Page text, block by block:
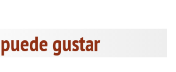
gustar